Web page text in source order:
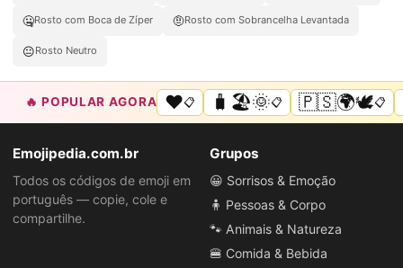
🤐Rosto com Boca de Zíper 🤨Rosto com Sobrancelha Levantada
😐Rosto Neutro
🔥 POPULAR AGORA ❤️📋 🧳🏖️🌞📋 🇵🇸🌍🕊️📋
Emojipedia.com.br
Todos os códigos de emoji em
português — copie, cole e
compartilhe.
Grupos
😀 Sorrisos & Emoção
🧍 Pessoas & Corpo
🐾 Animais & Natureza
🍔 Comida & Bebida